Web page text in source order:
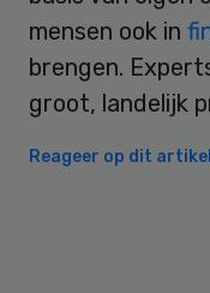
mensen ook in
brengen.
groot, landelijk
Reageer op dit artikel